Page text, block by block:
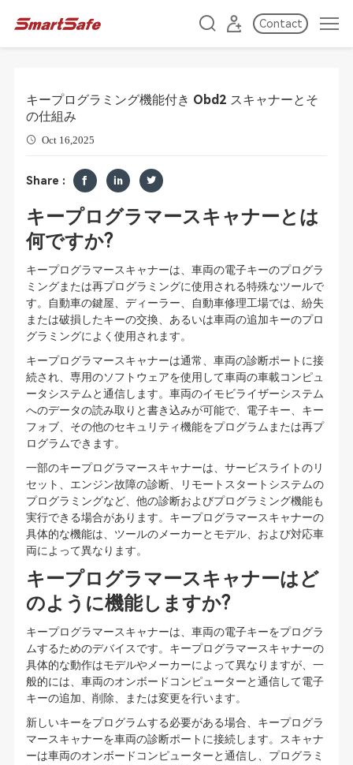
Contact
キープログラミング機能付き Obd2 スキャナーとそ
の仕組み
Oct 16,2025
Share :
キープログラマースキャナーとは
何ですか?
キープログラマースキャナーは、車両の電子キーのプログラ
ミングまたは再プログラミングに使用される特殊なツールで
す。自動車の鍵屋、ディーラー、自動車修理工場では、紛失
または破損したキーの交換、あるいは車両の追加キーのプロ
グラミングによく使用されます。
キープログラマースキャナーは通常、車両の診断ポートに接
続され、専用のソフトウェアを使用して車両の車載コンピュ
ータシステムと通信します。車両のイモビライザーシステム
へのデータの読み取りと書き込みが可能で、電子キー、キー
フォブ、その他のセキュリティ機能をプログラムまたは再プ
ログラムできます。
一部のキープログラマースキャナーは、サービスライトのリ
セット、エンジン故障の診断、リモートスタートシステムの
プログラミングなど、他の診断およびプログラミング機能も
実行できる場合があります。キープログラマースキャナーの
具体的な機能は、ツールのメーカーとモデル、および対応車
両によって異なります。
キープログラマースキャナーはど
のように機能しますか?
キープログラマースキャナーは、車両の電子キーをプログラ
ムするためのデバイスです。キープログラマースキャナーの
具体的な動作はモデルやメーカーによって異なりますが、一
般的には、車両のオンボードコンピューターと通信して電子
キーの追加、削除、または変更を行います。
新しいキーをプログラムする必要がある場合、キープログラ
マースキャナーを車両の診断ポートに接続します。スキャナ
ーは車両のオンボードコンピューターと通信し、プログラミ